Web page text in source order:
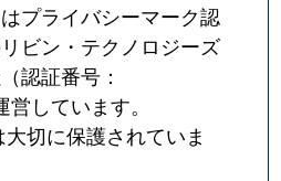
プライバシーマーク認
ビン・テクノロジーズ
認証番号：
営しています。
切に保護されていま